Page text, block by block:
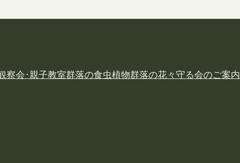
察会･親子教室群落の食虫植物群落の花々守る会のご案内